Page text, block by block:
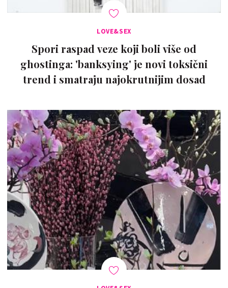
LOVE&SEX
Spori raspad veze koji boli više od
ghostinga: 'banksying' je novi toksični
trend i smatraju najokrutnijim dosad